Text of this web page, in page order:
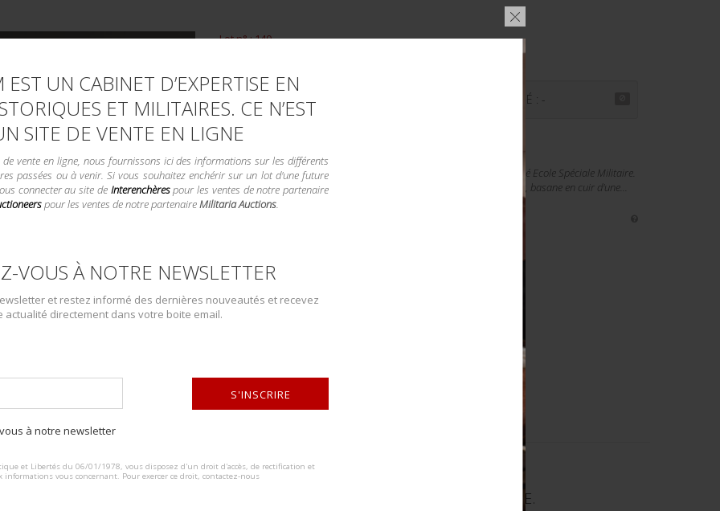
UN CABINET D’EXPERTISE EN
ET MILITAIRES. CE N’EST
SITE DE VENTE EN LIGNE
vente en ligne, nous fournissons ici des informations sur les différents
passées ou à venir. Si vous souhaitez enchérir sur un lot d'une future
connecter au site de Interenchèrespour les ventes de notre partenaire
pour les ventes de notre partenaireMilitaria Auctions.
VOUS À NOTRE NEWSLETTER
et restez informé des dernières nouveautés et recevez
actualité directement dans votre boite email.
à notre newsletter
S'INSCRIRE
et Libertés du 06/01/1978, vous disposez d'un droit d'accès, de rectification et
informations vous concernant. Pour exercer ce droit, contactez-nous
Lot n° : 140
ESTIMATION : PRIX ADJUGÉ : -
Shako Saint Cyr. En cuir et drap bleu marine, plaque en laiton repoussé Ecole Spéciale Militaire.
Cocarde en tôle peinte, aérateurs en peinture d'origine. Plateau en cuir, basane en cuir d'une...
Lot n° : 141
VAREUSE D'ÉLÈVE DU PRYTANÉE MILITAIRE.